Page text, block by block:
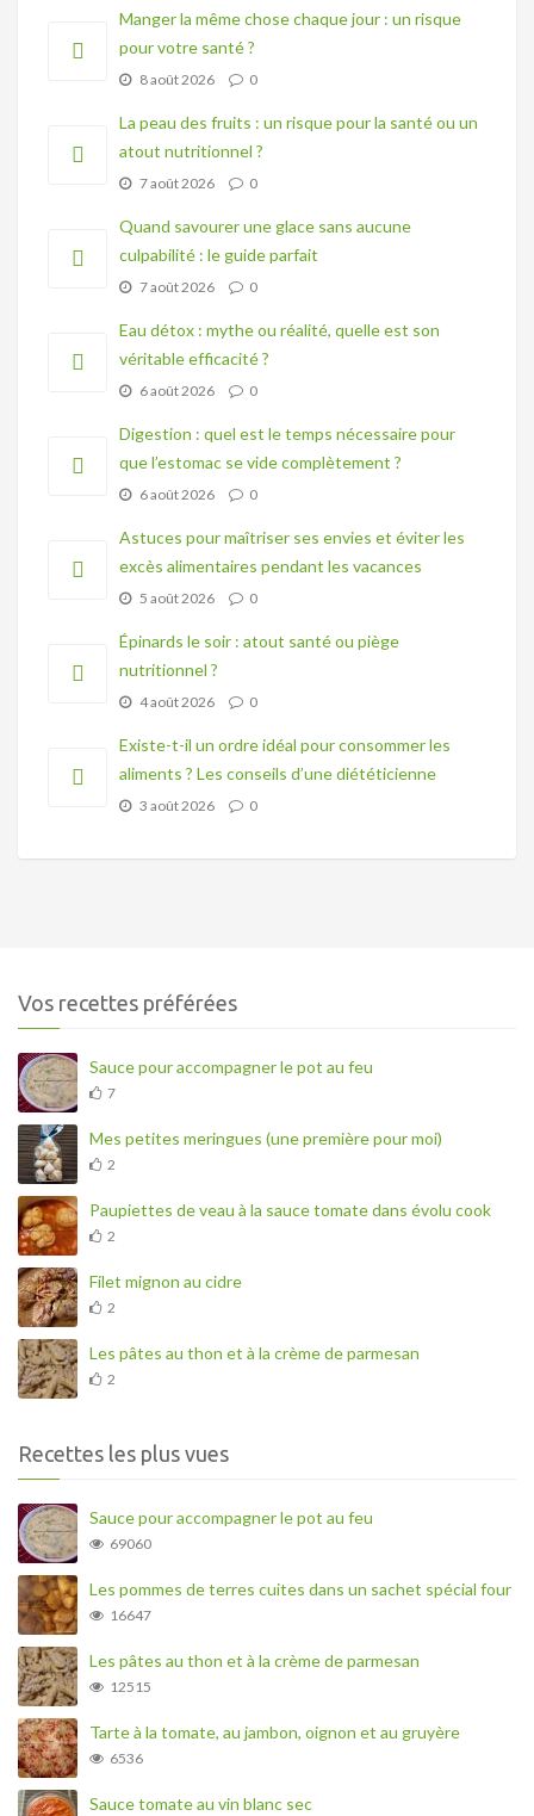
Manger la même chose chaque jour : un risque
pour votre santé ?
8 août 2026 0
La peau des fruits : un risque pour la santé ou un
atout nutritionnel ?
7 août 2026 0
Quand savourer une glace sans aucune
culpabilité : le guide parfait
7 août 2026 0
Eau détox : mythe ou réalité, quelle est son
véritable efficacité ?
6 août 2026 0
Digestion : quel est le temps nécessaire pour
que l’estomac se vide complètement ?
6 août 2026 0
Astuces pour maîtriser ses envies et éviter les
excès alimentaires pendant les vacances
5 août 2026 0
Épinards le soir : atout santé ou piège
nutritionnel ?
4 août 2026 0
Existe-t-il un ordre idéal pour consommer les
aliments ? Les conseils d’une diététicienne
3 août 2026 0
Vos recettes préférées
Sauce pour accompagner le pot au feu
7
Mes petites meringues (une première pour moi)
2
Paupiettes de veau à la sauce tomate dans évolu cook
2
Filet mignon au cidre
2
Les pâtes au thon et à la crème de parmesan
2
Recettes les plus vues
Sauce pour accompagner le pot au feu
69060
Les pommes de terres cuites dans un sachet spécial four
16647
Les pâtes au thon et à la crème de parmesan
12515
Tarte à la tomate, au jambon, oignon et au gruyère
6536
Sauce tomate au vin blanc sec